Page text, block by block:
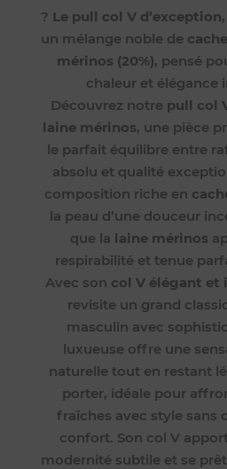
? Le pull col V d’exception
un mélange noble de
mérinos (20%), pensé
chaleur et élégance
Découvrez notre pull col
laine mérinos, une pièce
le parfait équilibre entre
absolu et qualité
composition riche en
la peau d’une douceur
que la laine mérinos
respirabilité et tenue
Avec son col V élégant et
revisite un grand
masculin avec
luxueuse offre une
naturelle tout en restant
porter, idéale pour
fraîches avec style sans
confort. Son col V
modernité subtile et se